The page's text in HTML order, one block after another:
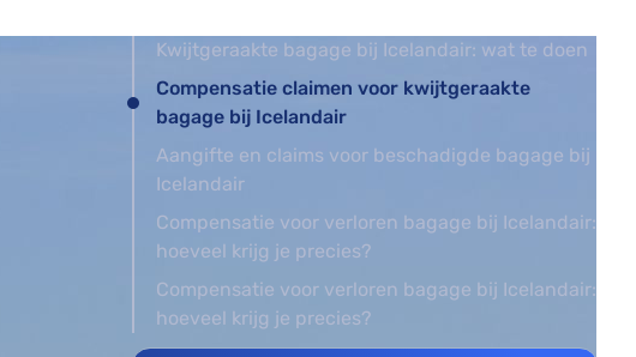
Kwijtgeraakte bagage bij Icelandair: wat te doen
Compensatie claimen voor kwijtgeraakte
bagage bij Icelandair
Aangifte en claims voor beschadigde bagage bij
Icelandair
Compensatie voor verloren bagage bij Icelandair:
hoeveel krijg je precies?
Compensatie voor verloren bagage bij Icelandair:
hoeveel krijg je precies?